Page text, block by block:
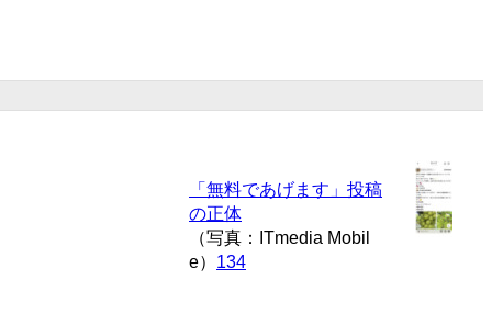
「無料であげます」投稿
の正体
（写真：ITmedia Mobil
e） 134